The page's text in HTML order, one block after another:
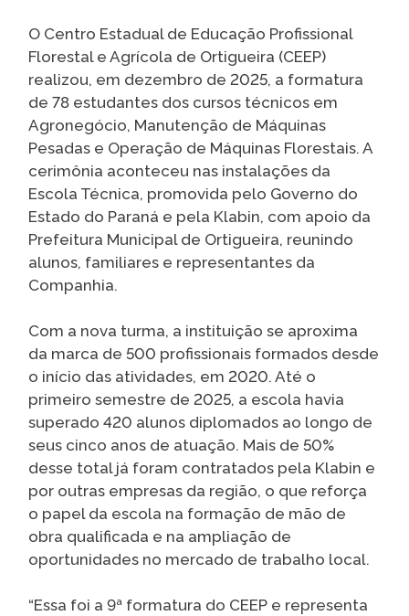
O Centro Estadual de Educação Profissional
Florestal e Agrícola de Ortigueira (CEEP)
realizou, em dezembro de 2025, a formatura
de 78 estudantes dos cursos técnicos em
Agronegócio, Manutenção de Máquinas
Pesadas e Operação de Máquinas Florestais. A
cerimônia aconteceu nas instalações da
Escola Técnica, promovida pelo Governo do
Estado do Paraná e pela Klabin, com apoio da
Prefeitura Municipal de Ortigueira, reunindo
alunos, familiares e representantes da
Companhia.
Com a nova turma, a instituição se aproxima
da marca de 500 profissionais formados desde
o início das atividades, em 2020. Até o
primeiro semestre de 2025, a escola havia
superado 420 alunos diplomados ao longo de
seus cinco anos de atuação. Mais de 50%
desse total já foram contratados pela Klabin e
por outras empresas da região, o que reforça
o papel da escola na formação de mão de
obra qualificada e na ampliação de
oportunidades no mercado de trabalho local.
“Essa foi a 9ª formatura do CEEP e representa